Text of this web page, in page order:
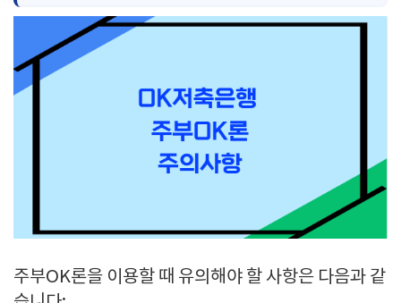
주부OK론을 이용할 때 유의해야 할 사항은 다음과 같